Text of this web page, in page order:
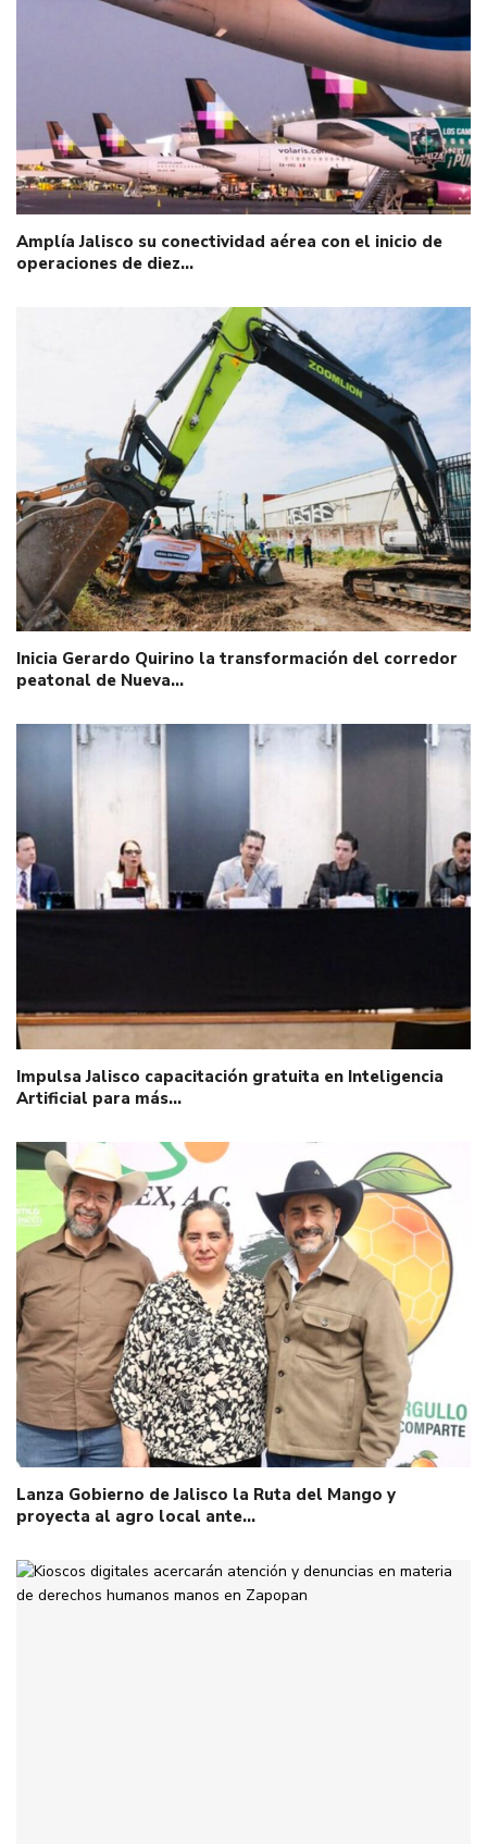
Amplía Jalisco su conectividad aérea con el inicio de
operaciones de diez…
Inicia Gerardo Quirino la transformación del corredor
peatonal de Nueva…
Impulsa Jalisco capacitación gratuita en Inteligencia
Artificial para más…
Lanza Gobierno de Jalisco la Ruta del Mango y
proyecta al agro local ante…